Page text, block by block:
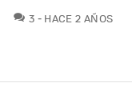
3 COMENTARIOS
HACE 2 AÑOS